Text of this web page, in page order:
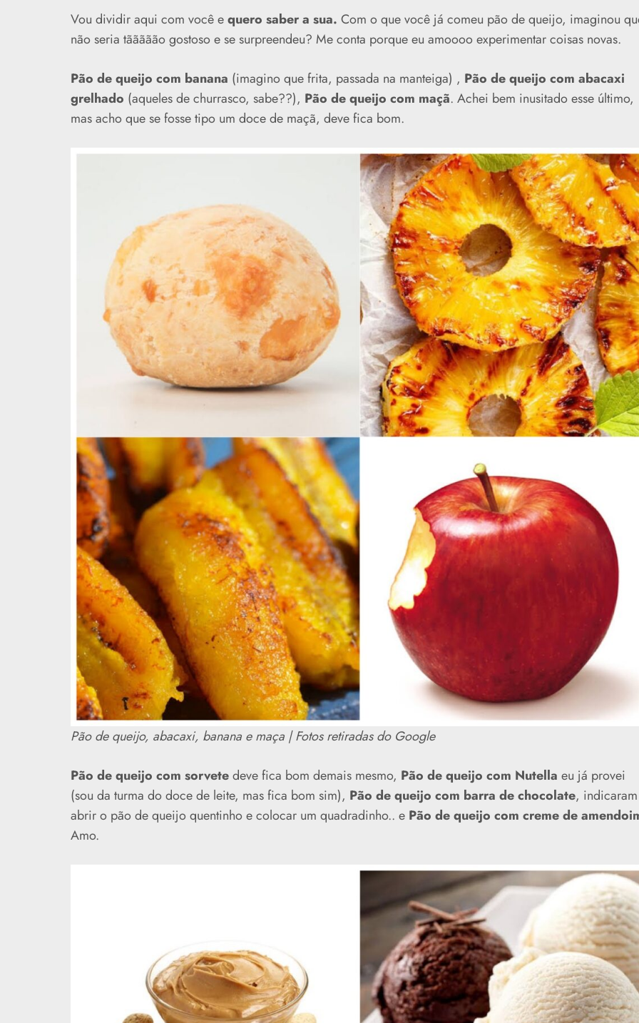
Vou dividir aqui com você equero saber a sua. Com o que você já comeu pão de queijo, imaginou
não seria tããããão gostoso e se surpreendeu? Me conta porque eu amoooo experimentar coisas novas.
Pão de queijo com banana (imagino que frita, passada na manteiga) , Pão de queijo com abacaxi
grelhado (aqueles de churrasco, sabe??), Pão de queijo com maçã. Achei bem inusitado esse último,
mas acho que se fosse tipo um doce de maçã, deve fica bom.
Pão de queijo, abacaxi, banana e maça | Fotos retiradas do Google
Pão de queijo com sorvetedeve fica bom demais mesmo, Pão de queijo com Nutella eu já provei
(sou da turma do doce de leite, mas fica bom sim), Pão de queijo com barra de chocolate, indicaram
abrir o pão de queijo quentinho e colocar um quadradinho.. e Pão de queijo com creme de
Amo.